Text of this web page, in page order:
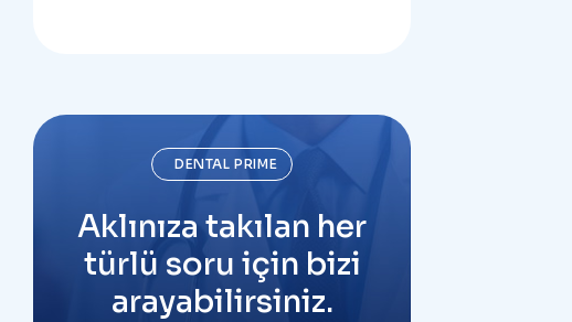
DENTAL PRIME
Aklınıza takılan her
türlü soru için bizi
arayabilirsiniz.